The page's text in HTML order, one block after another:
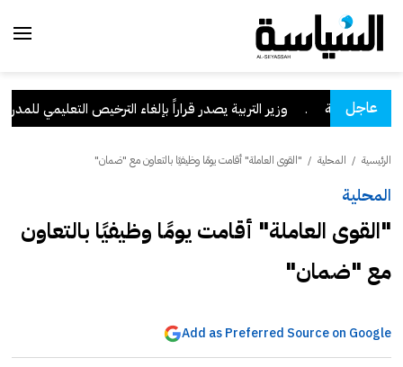
عاجل
السعودية وزير التربية يصدر قراراً بإلغاء الترخيص التعليمي للمدرسة
الرئيسية / المحلية / "القوى العاملة" أقامت يومًا وظيفيًا بالتعاون مع "ضمان"
المحلية
"القوى العاملة" أقامت يومًا وظيفيًا بالتعاون
مع "ضمان"
Add as Preferred Source on Google